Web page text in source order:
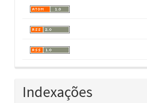
Indexações